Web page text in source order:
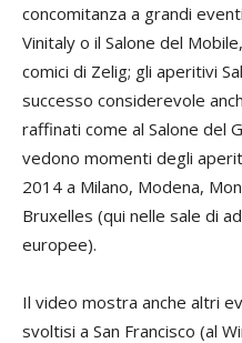
concomitanza a grandi
Vinitaly o il Salone del
comici di Zelig; gli aperitivi
successo considerevole
raffinati come al Salone del
vedono momenti degli
2014 a Milano, Modena,
Bruxelles (qui nelle sale di
europee).
Il video mostra anche altri
svoltisi a San Francisco (al